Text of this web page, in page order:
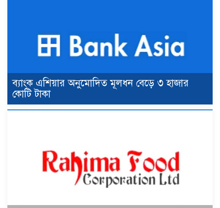
ব্যাংক এশিয়ার অনুমোদিত মূলধন বেড়ে ৩ হাজার
কোটি টাকা